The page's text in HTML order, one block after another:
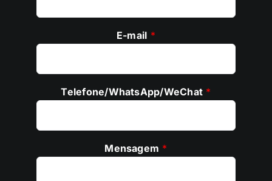
E-mail *
Telefone/WhatsApp/WeChat *
Mensagem *